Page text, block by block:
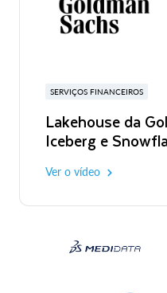
SERVIÇOS FINANCEIROS
Lakehouse da
Iceberg e
Ver o vídeo